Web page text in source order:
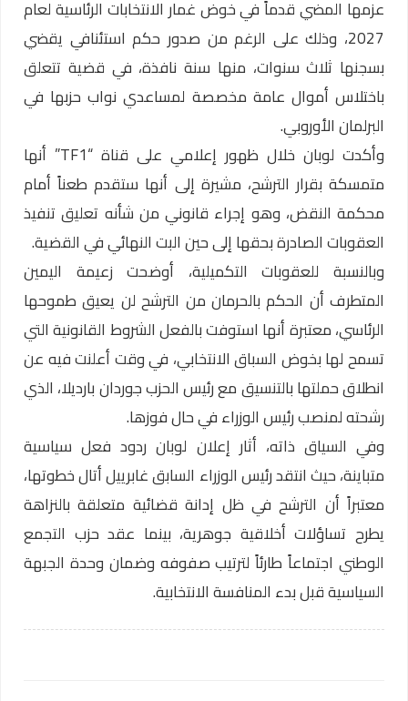
عزمها المضي قدماً في خوض غمار الانتخابات الرئاسية لعام
2027، وذلك على الرغم من صدور حكم استئنافي يقضي
بسجنها ثلاث سنوات، منها سنة نافذة، في قضية تتعلق
باختلاس أموال عامة مخصصة لمساعدي نواب حزبها في
البرلمان الأوروبي.
وأكدت لوبان خلال ظهور إعلامي على قناة “TF1” أنها
متمسكة بقرار الترشح، مشيرة إلى أنها ستقدم طعناً أمام
محكمة النقض، وهو إجراء قانوني من شأنه تعليق تنفيذ
العقوبات الصادرة بحقها إلى حين البت النهائي في القضية.
وبالنسبة للعقوبات التكميلية، أوضحت زعيمة اليمين
المتطرف أن الحكم بالحرمان من الترشح لن يعيق طموحها
الرئاسي، معتبرة أنها استوفت بالفعل الشروط القانونية التي
تسمح لها بخوض السباق الانتخابي، في وقت أعلنت فيه عن
انطلاق حملتها بالتنسيق مع رئيس الحزب جوردان بارديلا، الذي
رشحته لمنصب رئيس الوزراء في حال فوزها.
وفي السياق ذاته، أثار إعلان لوبان ردود فعل سياسية
متباينة، حيث انتقد رئيس الوزراء السابق غابرييل أتال خطوتها،
معتبراً أن الترشح في ظل إدانة قضائية متعلقة بالنزاهة
يطرح تساؤلات أخلاقية جوهرية، بينما عقد حزب التجمع
الوطني اجتماعاً طارئاً لترتيب صفوفه وضمان وحدة الجبهة
السياسية قبل بدء المنافسة الانتخابية.